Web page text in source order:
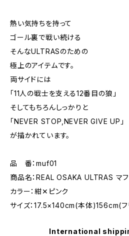
熱い気持ちを持って
ゴール裏で戦い続ける
そんなULTRASのための
極上のアイテムです。
両サイドには
「11人の戦士を支える12番目の狼」
そしてもちろんしっかりと
「NEVER STOP,NEVER GIVE UP」
が描かれています。
品 番：muf01
商品名：REAL OSAKA ULTRAS マフ
カラー：紺✕ピンク
サイズ：17.5×140cm(本体)156cm(フ
International